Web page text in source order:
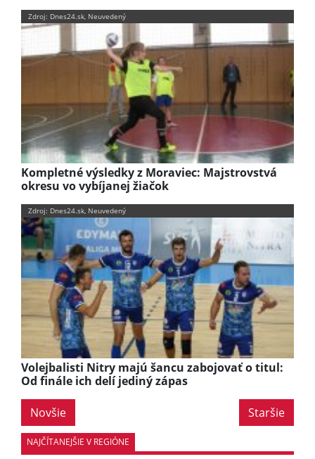
Zdroj: Dnes24.sk, Neuvedený
Kompletné výsledky z Moraviec: Majstrovstvá
okresu vo vybíjanej žiačok
Zdroj: Dnes24.sk, Neuvedený
Volejbalisti Nitry majú šancu zabojovať o titul:
Od finále ich delí jediný zápas
Novšie Staršie
NAJČÍTANEJŠIE V REGIÓNE